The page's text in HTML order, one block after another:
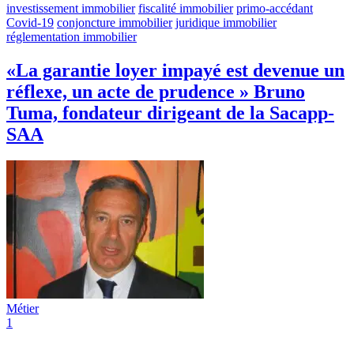
investissement immobilier fiscalité immobilier primo-accédant
Covid-19 conjoncture immobilier juridique immobilier
réglementation immobilier
«La garantie loyer impayé est devenue un
réflexe, un acte de prudence » Bruno
Tuma, fondateur dirigeant de la Sacapp-
SAA
Métier
1